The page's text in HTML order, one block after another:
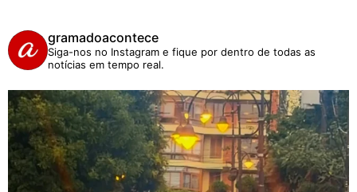
gramadoacontece
Siga-nos no Instagram e fique por dentro de todas as
notícias em tempo real.